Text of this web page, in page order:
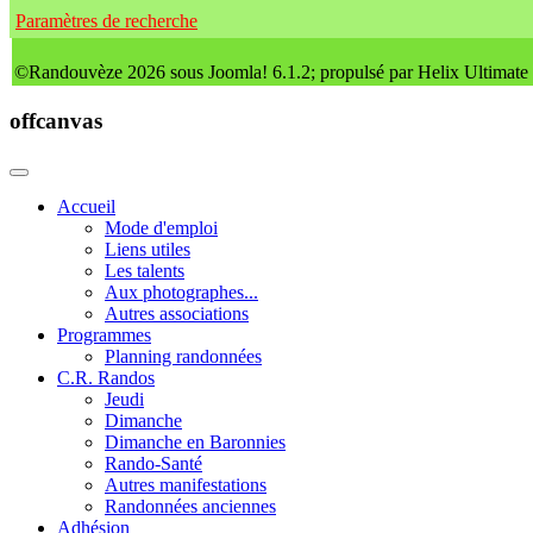
Paramètres de recherche
©Randouvèze 2026 sous Joomla! 6.1.2; propulsé par Helix Ultimate
offcanvas
Accueil
Mode d'emploi
Liens utiles
Les talents
Aux photographes...
Autres associations
Programmes
Planning randonnées
C.R. Randos
Jeudi
Dimanche
Dimanche en Baronnies
Rando-Santé
Autres manifestations
Randonnées anciennes
Adhésion